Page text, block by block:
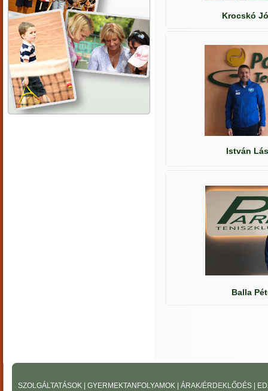
Krocskó
István
Balla
SZOLGÁLTATÁSOK GYERMEKTANFOLYAMOK ÁRAK/ÉRDEKLŐDÉS